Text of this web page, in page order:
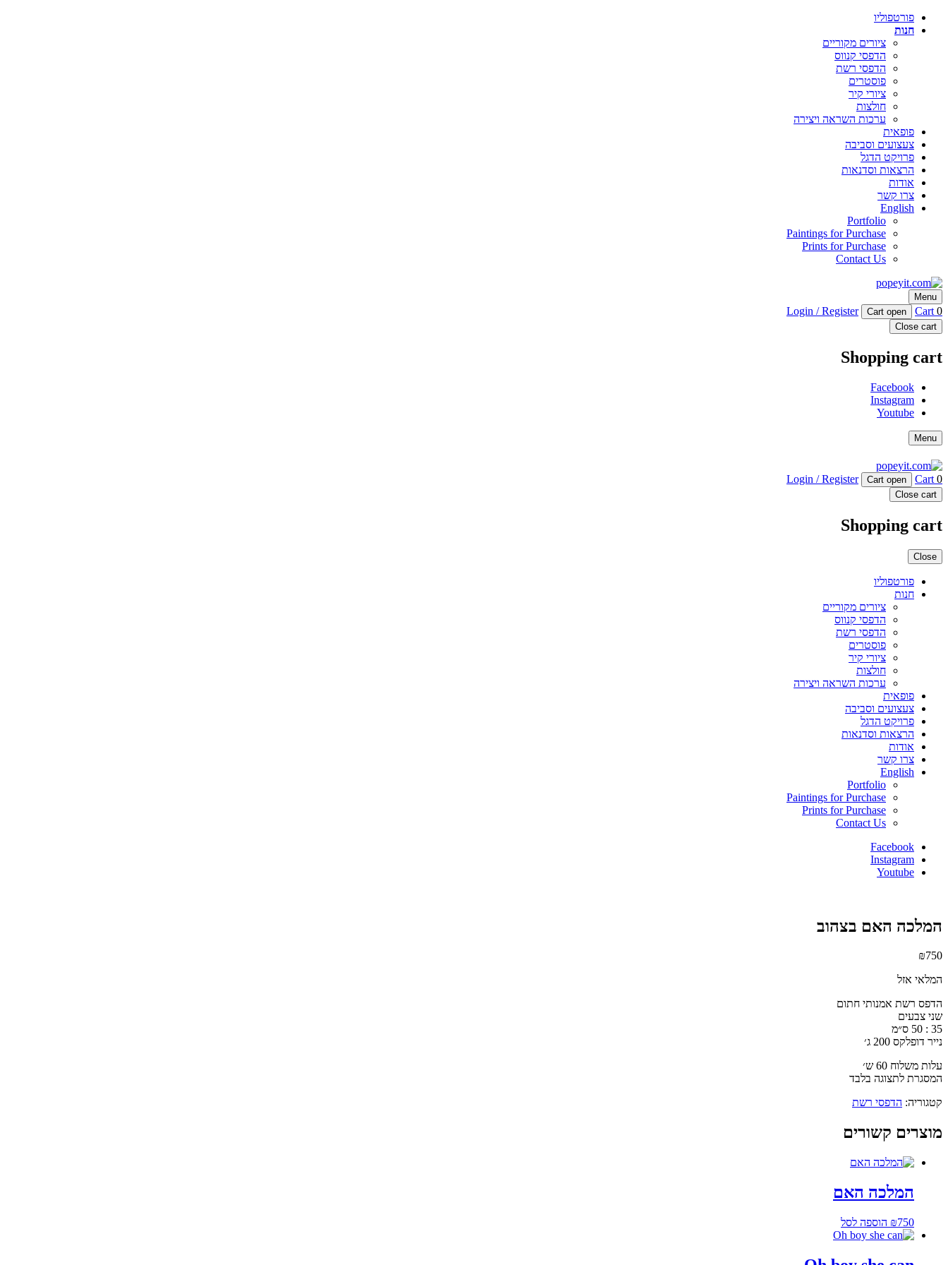
פורטפוליו
חנות
ציורים מקוריים
הדפסי קנווס
הדפסי רשת
פוסטרים
ציורי קיר
חולצות
ערכות השראה ויצירה
פופאית
צעצועים וסביבה
פרויקט הדגל
הרצאות וסדנאות
אודות
צרו קשר
English
Portfolio
Paintings for Purchase
Prints for Purchase
Contact Us
popeyit.com
טל טנא צ׳צ׳קס – אמנות ויזמות
Menu
Login / Register Cart open Cart 0
Close cart
Shopping cart
Facebook
Instagram
Youtube
Menu
Login / Register Cart open Cart 0
Close cart
Shopping cart
Close
פורטפוליו
חנות
ציורים מקוריים
הדפסי קנווס
הדפסי רשת
פוסטרים
ציורי קיר
חולצות
ערכות השראה ויצירה
פופאית
צעצועים וסביבה
פרויקט הדגל
הרצאות וסדנאות
אודות
צרו קשר
English
Portfolio
Paintings for Purchase
Prints for Purchase
Contact Us
Facebook
Instagram
Youtube
המלכה האם בצהוב
₪750
המלאי אזל
הדפס רשת אמנותי חתום
שני צבעים
35 : 50 ס״מ
נייר דופלקס 200 ג׳
עלות משלוח 60 ש׳
המסגרת לתצוגה בלבד
קטגוריה: הדפסי רשת
מוצרים קשורים
המלכה האם
₪750 הוספה לסל